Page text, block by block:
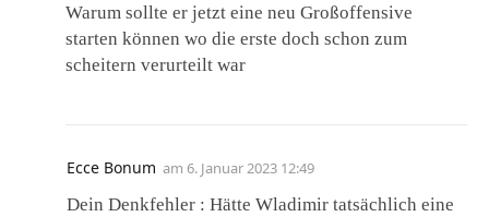
Warum sollte er jetzt eine neu Großoffensive
starten können wo die erste doch schon zum
scheitern verurteilt war
Ecce Bonum am 6. Januar 2023 12:49
Dein Denkfehler : Hätte Wladimir tatsächlich eine